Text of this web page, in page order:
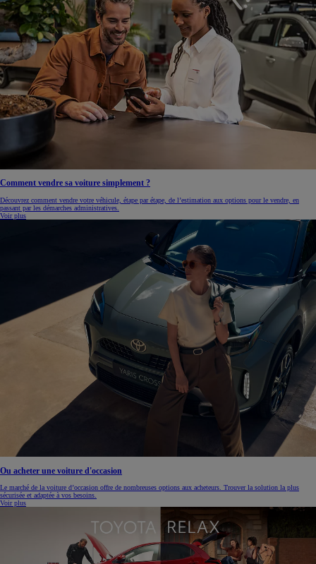
Comment vendre sa voiture simplement ?
Découvrez comment vendre votre véhicule, étape par étape, de l’estimation aux options pour le vendre, en
passant par les démarches administratives.
Voir plus
Ou acheter une voiture d'occasion
Le marché de la voiture d’occasion offre de nombreuses options aux acheteurs. Trouver la solution la plus
sécurisée et adaptée à vos besoins.
Voir plus